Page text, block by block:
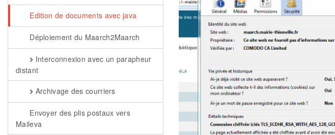
Edition de documents avec java
Déploiement du Maarch2Maarch
Interconnexion avec un parapheur
distant
Archivage des courriers
Envoyer des plis postaux vers
Maileva